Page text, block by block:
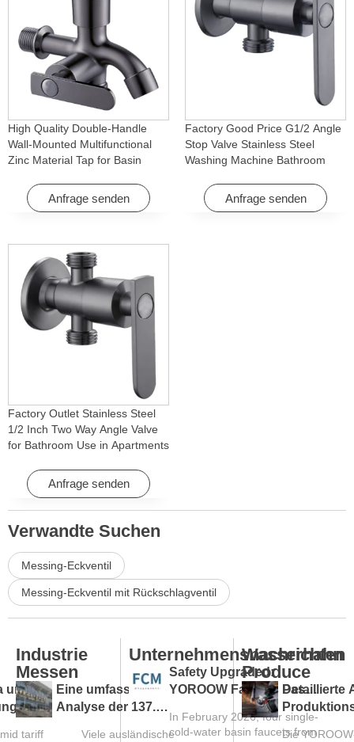
High Quality Double-Handle
Wall-Mounted Multifunctional
Zinc Material Tap for Basin
Homes
Anfrage senden
Factory Good Price G1/2 Angle
Stop Valve Stainless Steel
Washing Machine Bathroom
Apartments & Hotels
Anfrage senden
Factory Outlet Stainless Steel
1/2 Inch Two Way Angle Valve
for Bathroom Use in Apartments
Anfrage senden
Verwandte Suchen
Messing-Eckventil
Messing-Eckventil mit Rückschlagventil
unter
tariff
Industrie
Messen
Eine umfassende
Analyse der 137.
Kanton-Messe und ein
Viele ausländische
Unternehmensnachrichten
Safety Upgraded:
YOROOW Faucets Pass
FCM Testing
In February 2026, four single-
cold-water basin faucets from
Wasserhahn
Produce
Detaillierte
einer
Die